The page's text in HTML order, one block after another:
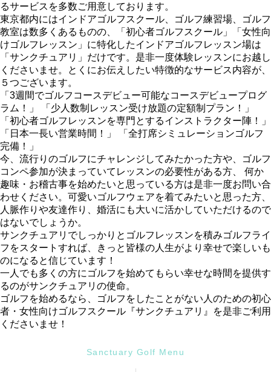
るサービスを多数ご用意しております。
東京都内にはインドアゴルフスクール、ゴルフ練習場、ゴルフ
教室は数多くあるものの、「初心者ゴルフスクール」「女性向
けゴルフレッスン」に特化したインドアゴルフレッスン場は
「サンクチュアリ」だけです。是非一度体験レッスンにお越し
くださいませ。とくにお伝えしたい特徴的なサービス内容が、
５つございます。
「3週間でゴルフコースデビュー可能なコースデビュープログ
ラム！」 「少人数制レッスン受け放題の定額制プラン！」
「初心者ゴルフレッスンを専門とするインストラクター陣！」
「日本一長い営業時間！」 「全打席シミュレーションゴルフ
完備！」
今、流行りのゴルフにチャレンジしてみたかった方や、ゴルフ
コンペ参加が決まっていてレッスンの必要性がある方、 何か
趣味・お稽古事を始めたいと思っている方は是非一度お問い合
わせください。可愛いゴルフウェアを着てみたいと思った方、
人脈作りや友達作り、婚活にも大いに活かしていただけるので
はないでしょうか。
サンクチュアリでしっかりとゴルフレッスンを積みゴルフライ
フをスタートすれば、きっと皆様の人生がより幸せで楽しいも
のになると信じています！
一人でも多くの方にゴルフを始めてもらい幸せな時間を提供す
るのがサンクチュアリの使命。
ゴルフを始めるなら、ゴルフをしたことがない人のための初心
者・女性向けゴルフスクール『サンクチュアリ』を是非ご利用
くださいませ！
Sanctuary Golf Menu